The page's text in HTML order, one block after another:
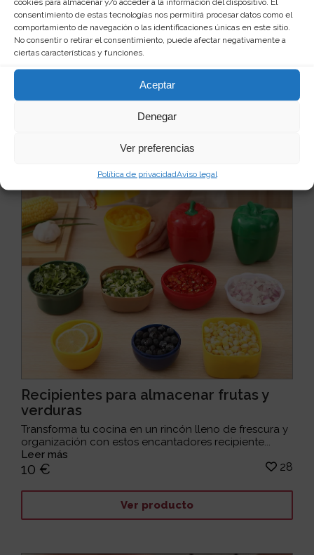
consentimiento de estas tecnologías nos permitirá procesar datos como el
comportamiento de navegación o las identificaciones únicas en este sitio.
No consentir o retirar el consentimiento, puede afectar negativamente a
ciertas características y funciones.
Aceptar
Denegar
Ver preferencias
Política de privacidadAviso legal
Deshuesador de cerezas
Estamos en temporada de cerezas. Riquísima y
deliciosa fruta. Pero hay a quien le molesta el
incómod...Leer más
2 €
Ver producto
Recipientes para almacenar frutas y
verduras
Transforma tu cocina en un rincón lleno de frescura y
organización con estos encantadores recipiente...
Leer más
10 € 28
Ver producto